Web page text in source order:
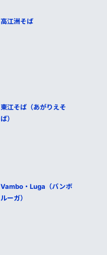
高江洲そば
東江そば（あがりえそ
ば）
Vambo・Luga（バンボ
ルーガ）